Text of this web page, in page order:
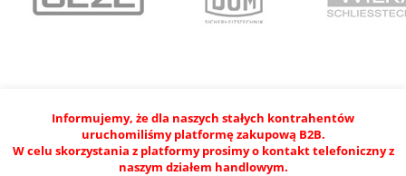
Informujemy, że dla naszych stałych kontrahentów
uruchomiliśmy platformę zakupową B2B.
W celu skorzystania z platformy prosimy o kontakt telefoniczny z
naszym działem handlowym.